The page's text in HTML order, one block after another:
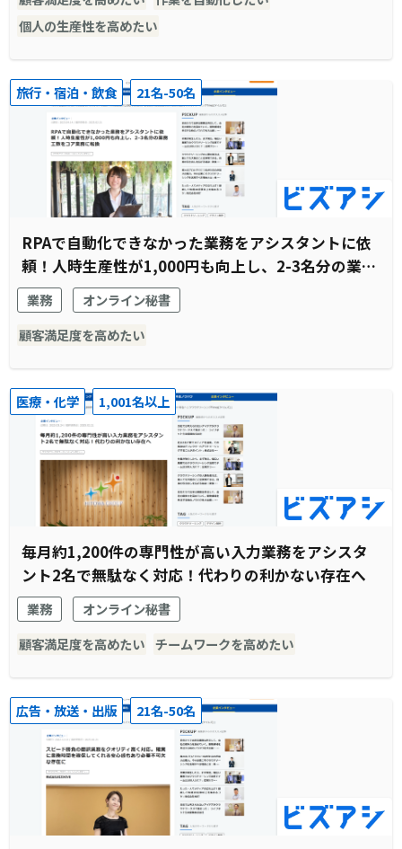
個人の生産性を高めたい
旅行・宿泊・飲食 21名-50名
RPAで自動化できなかった業務をアシスタントに依
頼！人時生産性が1,000円も向上し、2-3名分の業務
工数をコア業務に転換
業務
オンライン秘書
顧客満足度を高めたい
医療・化学 1,001名以上
毎月約1,200件の専門性が高い入力業務をアシスタ
ント2名で無駄なく対応！代わりの利かない存在へ
業務
オンライン秘書
顧客満足度を高めたい チームワークを高めたい
広告・放送・出版 21名-50名